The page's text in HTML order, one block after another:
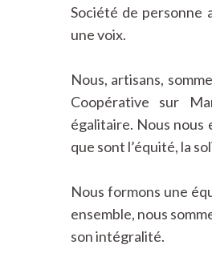
Société de personne
une voix.
Nous, artisans,
Coopérative sur
égalitaire. Nous
que sont l’équité, la
Nous formons une
ensemble, nous
son intégralité.